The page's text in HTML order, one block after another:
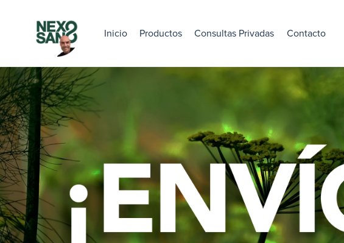
Inicio Productos Consultas Privadas Contacto